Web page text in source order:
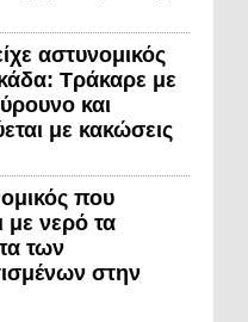
αστυνομικός
Τράκαρε με
και
με κακώσεις
που
με νερό τα
των
στην